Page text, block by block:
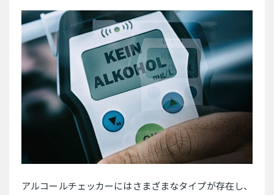
アルコールチェッカーにはさまざまなタイプが存在し、